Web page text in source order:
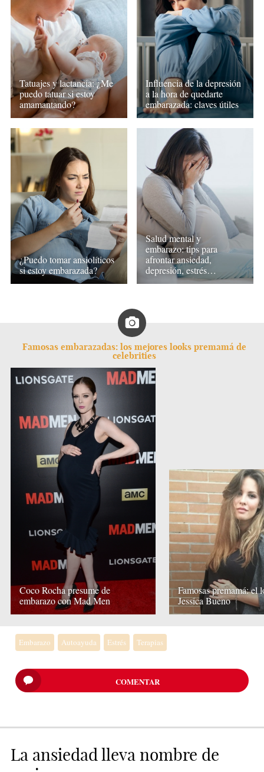
Tatuajes y lactancia: ¿Me
puedo tatuar si estoy
amamantando?
Influencia de la depresión
a la hora de quedarte
embarazada: claves útiles
¿Puedo tomar ansiolíticos
si estoy embarazada?
Salud mental y
embarazo: tips para
afrontar ansiedad,
depresión, estrés…
Famosas embarazadas: los mejores looks premamá de
celebrities
Coco Rocha presume de
embarazo con Mad Men
Famosas premamá: el
Jessica Bueno
Embarazo Autoayuda Estrés Terapias
COMENTAR
La ansiedad lleva nombre de